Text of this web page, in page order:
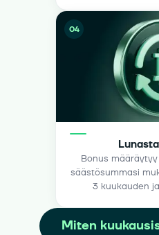
04
Bonus
säästösummasi
3 kuukauden
Miten